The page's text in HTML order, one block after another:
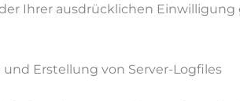
Ihrer ausdrücklichen
Erstellung von Server-Logfiles